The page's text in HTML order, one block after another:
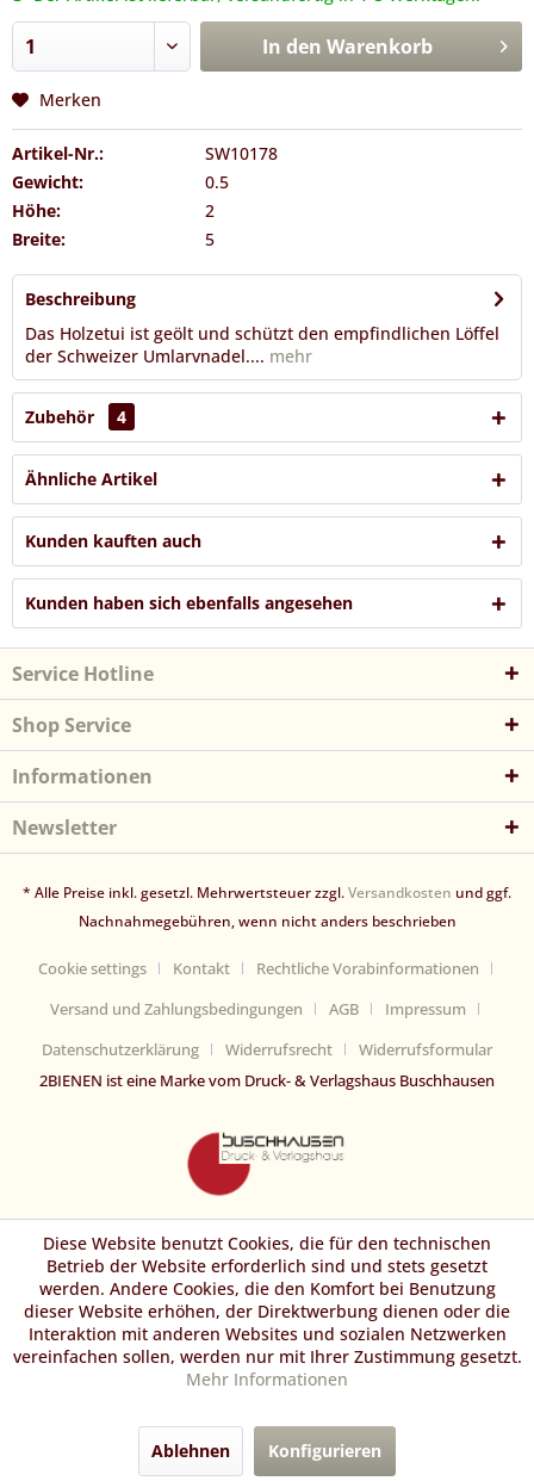
In den Warenkorb
Merken
Artikel-Nr.:
SW10178
Gewicht:
0.5
Höhe:
2
Breite:
5
Beschreibung
Das Holzetui ist geölt und schützt den empfindlichen Löffel
der Schweizer Umlarvnadel.... mehr
Zubehör 4
Ähnliche Artikel
Kunden kauften auch
Kunden haben sich ebenfalls angesehen
Service Hotline
Shop Service
Informationen
Newsletter
* Alle Preise inkl. gesetzl. Mehrwertsteuer zzgl.Versandkosten und ggf.
Nachnahmegebühren, wenn nicht anders beschrieben
Cookie settings Kontakt
Rechtliche Vorabinformationen
Versand und Zahlungsbedingungen
AGB
Impressum
Datenschutzerklärung
Widerrufsrecht
Widerrufsformular
2BIENEN ist eine Marke vom Druck- & Verlagshaus Buschhausen
Diese Website benutzt Cookies, die für den technischen
Betrieb der Website erforderlich sind und stets gesetzt
werden. Andere Cookies, die den Komfort bei Benutzung
dieser Website erhöhen, der Direktwerbung dienen oder die
Interaktion mit anderen Websites und sozialen Netzwerken
vereinfachen sollen, werden nur mit Ihrer Zustimmung gesetzt.
Mehr Informationen
Ablehnen Konfigurieren